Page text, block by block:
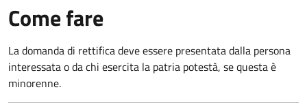
Come fare
La domanda di rettifica deve essere presentata dalla persona
interessata oda chi esercita la patria potestà, se questa è
minorenne.